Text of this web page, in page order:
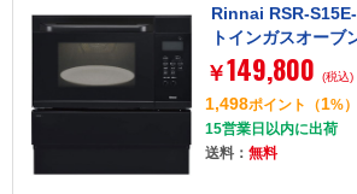
Rinnai RSR-
トインガスオーブ
ク/プロパンガス用)]
￥149,800 (税込)
1,498ポイント （1%）
15営業日以内に出荷
送料： 無料